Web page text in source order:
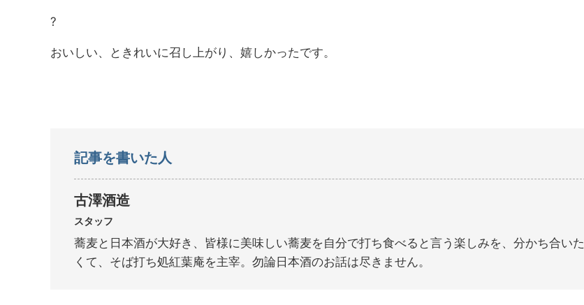
?
おいしい、ときれいに召し上がり、嬉しかったです。
記事を書いた人
古澤酒造
スタッフ
蕎麦と日本酒が大好き、皆様に美味しい蕎麦を自分で打ち食べると言う楽しみを、分かち合いた
くて、そば打ち処紅葉庵を主宰。勿論日本酒のお話は尽きません。